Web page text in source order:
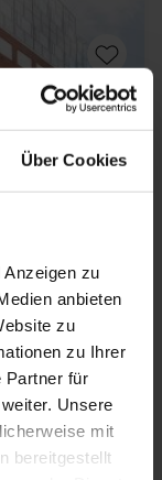
Über Cookies
zu
anbieten
zu
zu Ihrer
Partner für
Unsere
mit
bereitgestellt
P.93,-
186,-
Okt